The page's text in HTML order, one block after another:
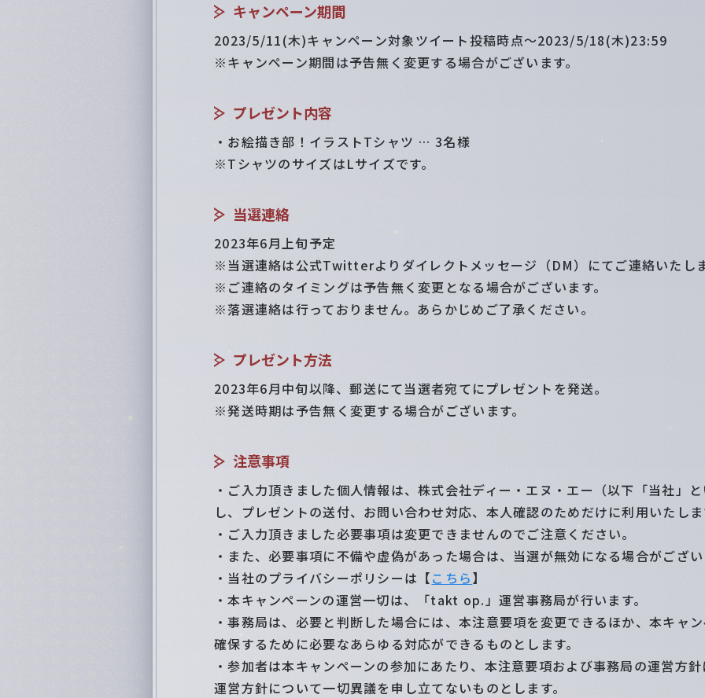
キャンペーン期間
2023/5/11(木)キャンペーン対象ツイート投稿時点〜2023/5/18(木)23:59
※キャンペーン期間は予告無く変更する場合がございます。
プレゼント内容
・お絵描き部！イラストTシャツ … 3名様
※TシャツのサイズはLサイズです。
当選連絡
2023年6月上旬予定
※当選連絡は公式Twitterよりダイレクトメッセージ（DM）にてご連絡いたし
※ご連絡のタイミングは予告無く変更となる場合がございます。
※落選連絡は行っておりません。あらかじめご了承ください。
プレゼント方法
2023年6月中旬以降、郵送にて当選者宛てにプレゼントを発送。
※発送時期は予告無く変更する場合がございます。
注意事項
・ご入力頂きました個人情報は、株式会社ディー・エヌ・エー（以下「当社」
し、プレゼントの送付、お問い合わせ対応、本人確認のためだけに利用いたし
・ご入力頂きました必要事項は変更できませんのでご注意ください。
・また、必要事項に不備や虚偽があった場合は、当選が無効になる場合がござ
・当社のプライバシーポリシーは【こちら】
・本キャンペーンの運営一切は、「takt op.」運営事務局が行います。
・事務局は、必要と判断した場合には、本注意要項を変更できるほか、本キャ
確保するために必要なあらゆる対応ができるものとします。
・参加者は本キャンペーンの参加にあたり、本注意要項および事務局の運営方
運営方針について一切異議を申し立てないものとします。